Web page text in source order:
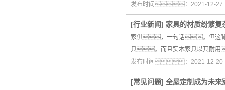
发布时间：2021-12-
[行业新闻] 家具的材质纷繁
家俱，一句话。但这背
具。而且实木家具以其耐
发布时间：2021-12-
[常见问题] 全屋定制成为未来